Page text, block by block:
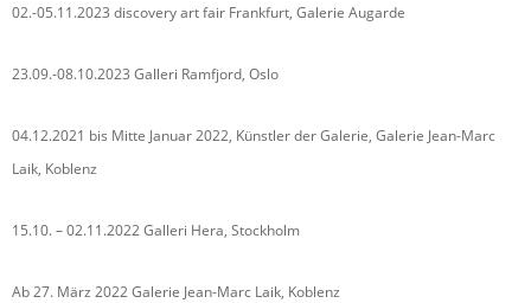
02.-05.11.2023 discovery art fair Frankfurt, Galerie Augarde
23.09.-08.10.2023 Galleri Ramfjord, Oslo
04.12.2021 bis Mitte Januar 2022, Künstler der Galerie, Galerie Jean-Marc
Laik, Koblenz
15.10. – 02.11.2022 Galleri Hera, Stockholm
Ab 27. März 2022 Galerie Jean-Marc Laik, Koblenz